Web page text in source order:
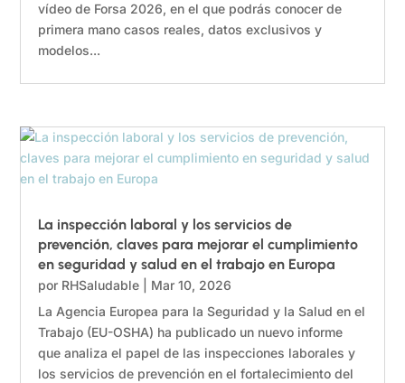
vídeo de Forsa 2026, en el que podrás conocer de
primera mano casos reales, datos exclusivos y
modelos...
La inspección laboral y los servicios de
prevención, claves para mejorar el cumplimiento
en seguridad y salud en el trabajo en Europa
por RHSaludable
Mar 10, 2026
La Agencia Europea para la Seguridad y la Salud en el
Trabajo (EU-OSHA) ha publicado un nuevo informe
que analiza el papel de las inspecciones laborales y
los servicios de prevención en el fortalecimiento del